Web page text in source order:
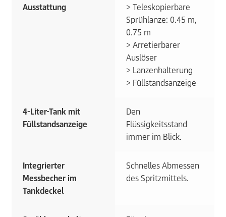
Ausstattung
> Teleskopierbare
Sprühlanze: 0.45 m,
0.75 m
> Arretierbarer
Auslöser
> Lanzenhalterung
> Füllstandsanzeige
4-Liter-Tank mit
Füllstandsanzeige
Den
Flüssigkeitsstand
immer im Blick.
Integrierter
Messbecher im
Tankdeckel
Schnelles Abmessen
des Spritzmittels.